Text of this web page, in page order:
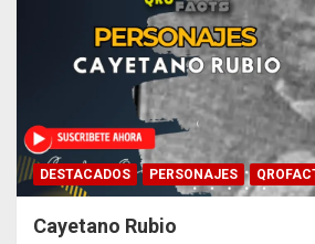
DESTACADOS PERSONAJES
Cayetano Rubio